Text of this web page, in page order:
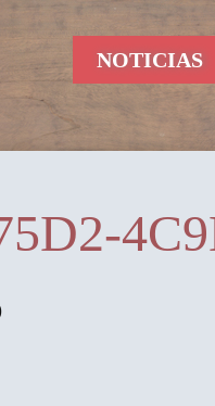
NOTICIAS